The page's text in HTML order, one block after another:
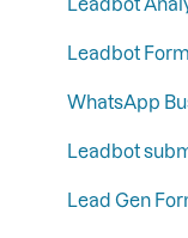
Automation
Analytics
Leadbot
WhatsApp
Leadbot
Lead Gen